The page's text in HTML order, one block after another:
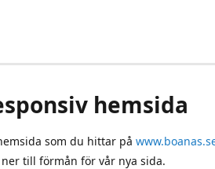
hemsida
som du hittar på
till förmån för vår nya sida.